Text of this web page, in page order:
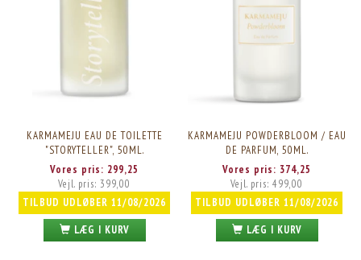
KARMAMEJU EAU DE TOILETTE
"STORYTELLER", 50ML.
Vores pris: 299,25
Vejl. pris: 399,00
TILBUD UDLØBER 11/08/2026
LÆG I KURV
KARMAMEJU POWDERBLOOM / EAU
DE PARFUM, 50ML.
Vores pris: 374,25
Vejl. pris: 499,00
TILBUD UDLØBER 11/08/2026
LÆG I KURV